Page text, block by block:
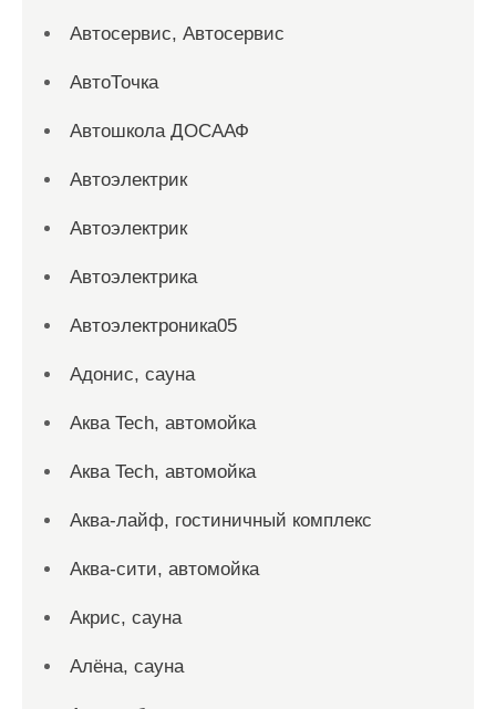
Автосервис, Автосервис
АвтоТочка
Автошкола ДОСААФ
Автоэлектрик
Автоэлектрик
Автоэлектрика
Автоэлектроника05
Адонис, сауна
Аква Tech, автомойка
Аква Tech, автомойка
Аква-лайф, гостиничный комплекс
Аква-сити, автомойка
Акрис, сауна
Алёна, сауна